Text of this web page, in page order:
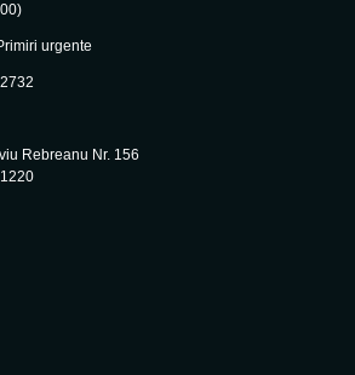
urgente
Rebreanu Nr. 156